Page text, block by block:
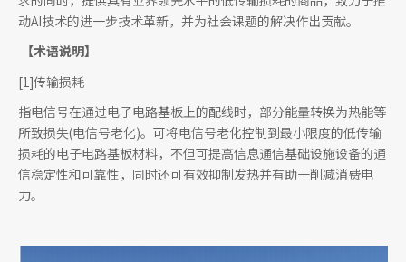
动AI技术的进一步技术革新，并为社会课题的解决作出贡献。
【术语说明】
[1]传输损耗
指电信号在通过电子电路基板上的配线时，部分能量转换为热能等
所致损失(电信号老化)。可将电信号老化控制到最小限度的低传输
损耗的电子电路基板材料，不但可提高信息通信基础设施设备的通
信稳定性和可靠性，同时还可有效抑制发热并有助于削减消费电
力。